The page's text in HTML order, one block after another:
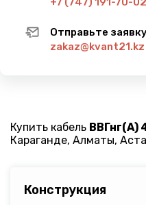
Отправьте заявку
zakaz@kvant21.kz
Купить кабель ВВГнг(A)
Караганде, Алматы,
Конструкция